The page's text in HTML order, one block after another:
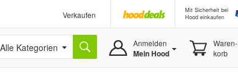
Verkaufen
Mit Sicherheit bei
Hood einkaufen
Alle Kategorien Anmelden
Mein Hood
Waren-
korb